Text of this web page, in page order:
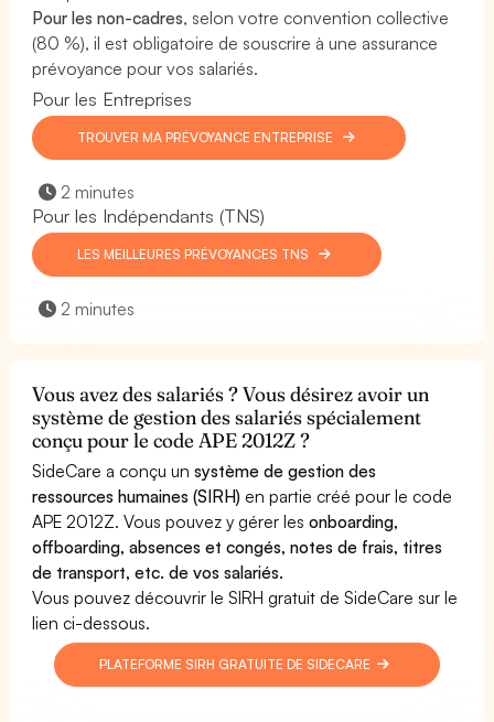
Pour les non-cadres, selon votre convention collective
(80 %), il est obligatoire de souscrire à une assurance
prévoyance pour vos salariés.
Pour les Entreprises
TROUVER MA PRÉVOYANCE ENTREPRISE
2 minutes
Pour les Indépendants (TNS)
LES MEILLEURES PRÉVOYANCES TNS
2 minutes
Vous avez des salariés ? Vous désirez avoir un
système de gestion des salariés spécialement
conçu pour le code APE 2012Z ?
SideCare a conçu unsystème de gestion des
ressources humaines (SIRH) en partie créé pour le code
APE 2012Z. Vous pouvez y gérer lesonboarding,
offboarding, absences et congés, notes de frais, titres
de transport, etc. de vos salariés.
Vous pouvez découvrir le SIRH gratuit de SideCare sur le
lien ci-dessous.
PLATEFORME SIRH GRATUITE DE SIDECARE